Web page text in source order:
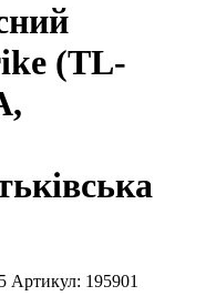
(TL-
Артикул: 195901